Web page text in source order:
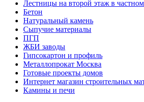
Лестницы на второй этаж в
Бетон
Натуральный камень
Сыпучие материалы
ПГП
ЖБИ заводы
Гипсокартон и профиль
Металлопрокат Москва
Готовые проекты домов
Интернет магазин строительных
Камины и печи